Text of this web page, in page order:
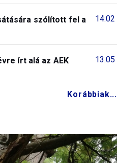
14:02
szólított fel a
13:05
írt alá az AEK
Korábbiak...